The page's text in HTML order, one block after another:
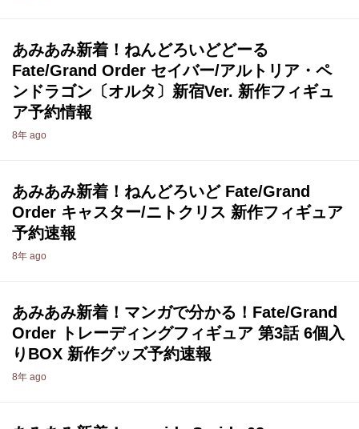
あみあみ新着！ねんどろいどどーる
Fate/Grand Order セイバー/アルトリア・ペ
ンドラゴン〔オルタ〕新宿Ver. 新作フィギュ
ア予約情報
8年 ago
あみあみ新着！ねんどろいど Fate/Grand
Order キャスター/ニトクリス 新作フィギュア
予約速報
8年 ago
あみあみ新着！マンガで分かる！Fate/Grand
Order トレーディングフィギュア 第3話 6個入
りBOX 新作グッズ予約速報
8年 ago